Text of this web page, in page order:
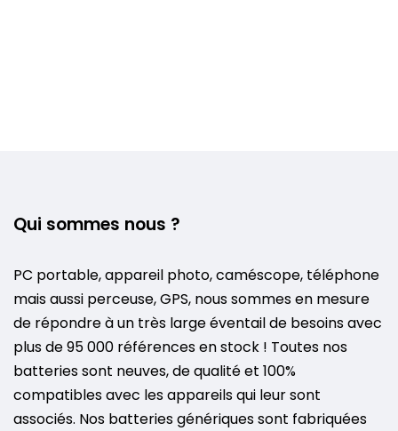
Qui sommes nous ?
PC portable, appareil photo, caméscope, téléphone
mais aussi perceuse, GPS, nous sommes en mesure
de répondre à un très large éventail de besoins avec
plus de 95 000 références en stock ! Toutes nos
batteries sont neuves, de qualité et 100%
compatibles avec les appareils qui leur sont
associés. Nos batteries génériques sont fabriquées